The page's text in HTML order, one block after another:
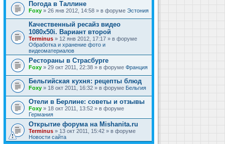
Погода в Таллине
Foxy » 26 янв 2012, 14:58 » в форуме Эстония
Качественный ресайз видео
1080x50i. Вариант второй
Terminus » 12 янв 2012, 17:17 » в форуме
Обработка и хранение фото и
видеоматериалов
Рестораны в Страсбурге
Foxy » 29 окт 2011, 22:38 » в форуме Франция
Бельгийская кухня: рецепты блюд
Foxy » 18 окт 2011, 16:32 » в форуме Бельгия
Отели в Берлине: советы и отзывы
Foxy » 18 окт 2011, 13:52 » в форуме
Германия
Открытие форума на Mishanita.ru
Terminus » 13 окт 2011, 15:42 » в форуме
Новости сайта